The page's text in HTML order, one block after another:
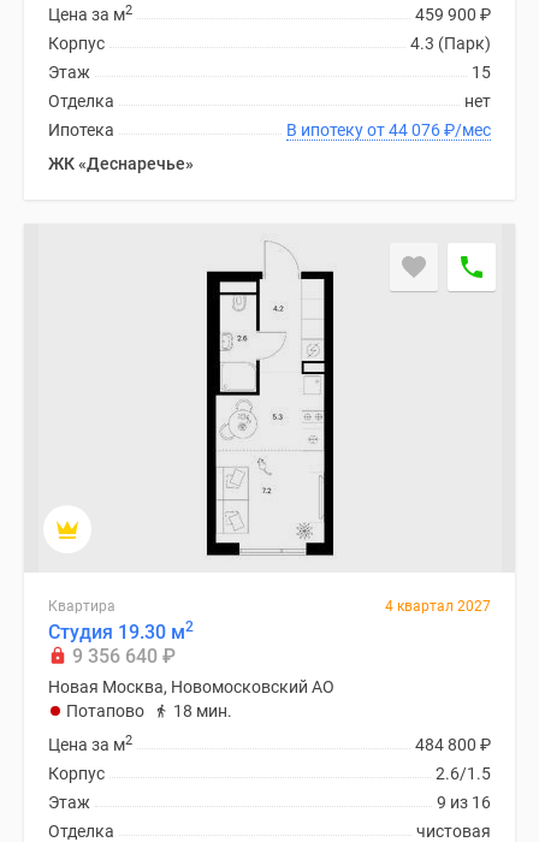
459 900 ₽
Цена за м2
4.3 (Парк)
Корпус
15
Этаж
нет
Отделка
В ипотеку от 44 076₽/мес
Ипотека
ЖК «Деснаречье»
Квартира 4 квартал 2027
Студия 19.30 м2
9 356 640 ₽
Новая Москва, Новомосковский АО
Потапово
18 мин.
484 800 ₽
Цена за м2
2.6/1.5
Корпус
9 из 16
Этаж
чистовая
Отделка